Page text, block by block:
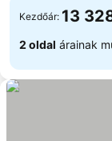
Kezdőár: 13
2 oldal árainak